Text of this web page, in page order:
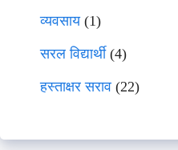
व्यवसाय(1)
सरल विद्यार्थी(4)
हस्ताक्षर सराव (22)